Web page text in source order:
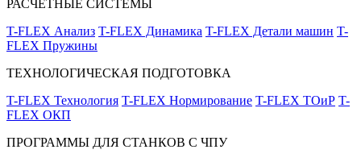
РАСЧЁТНЫЕ СИСТЕМЫ
T-FLEX Анализ T-FLEX Динамика T-FLEX Детали машин T-
FLEX Пружины
ТЕХНОЛОГИЧЕСКАЯ ПОДГОТОВКА
T-FLEX Технология T-FLEX Нормирование T-FLEX ТОиР T-
FLEX ОКП
ПРОГРАММЫ ДЛЯ СТАНКОВ С ЧПУ